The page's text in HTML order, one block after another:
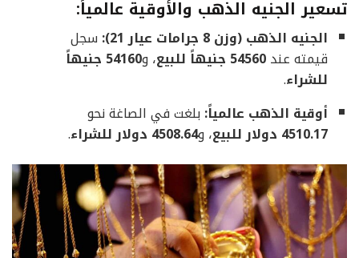
تسعير الجنيه الذهب والأوقية عالمياً:
الجنيه الذهب (وزن 8 جرامات عيار 21):
سجل
قيمته عند54560 جنيهاً للبيع ، و
54160 جنيهاً
للشراء.
أوقية الذهب عالمياً:بلغت في الصاغة نحو
4510.17 دولار للبيع
، و4508.64 دولار للشراء .